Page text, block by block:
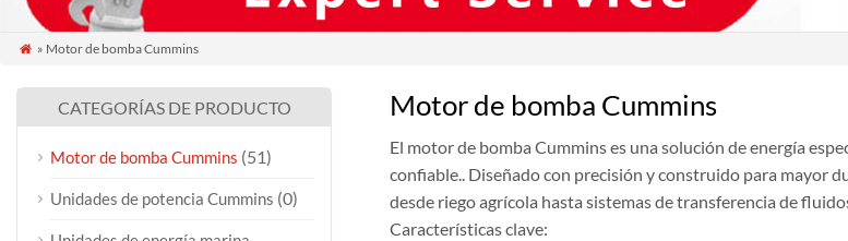
 » Motor de bomba Cummins
Motor de bomba Cummins
El motor de bomba Cummins es una solución de energía
confiable.. Diseñado con precisión y construido para mayor
desde riego agrícola hasta sistemas de transferencia de
Características clave:
CATEGORÍAS DE PRODUCTO
Motor de bomba Cummins (51)
Unidades de potencia Cummins (0)